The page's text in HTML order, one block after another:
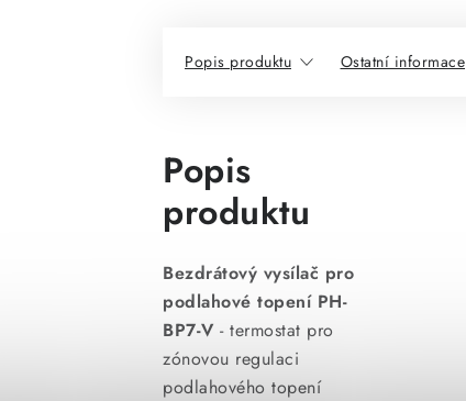
Popis produktu Ostatní informace
Popis
produktu
Bezdrátový vysílač pro
podlahové topení PH-
BP7-V - termostat pro
zónovou regulaci
podlahového topení